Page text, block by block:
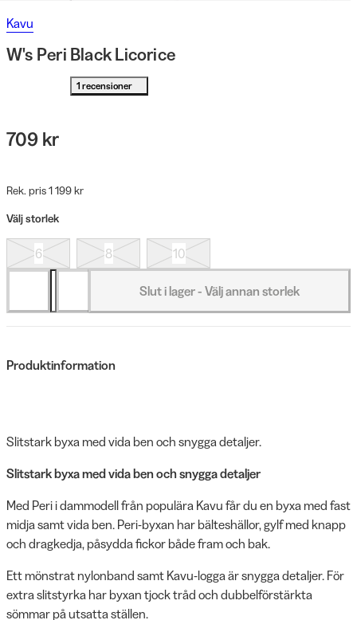
Kavu
W's Peri Black Licorice
1 recensioner
709 kr
Rek. pris 1 199 kr
Välj storlek
6 8 10
Slut i lager - Välj annan storlek
Produktinformation
Slitstark byxa med vida ben och snygga detaljer.
Slitstark byxa med vida ben och snygga detaljer
Med Peri i dammodell från populära Kavu får du en byxa med fast
midja samt vida ben. Peri-byxan har bälteshällor, gylf med knapp
och dragkedja, påsydda fickor både fram och bak.
Ett mönstrat nylonband samt Kavu-logga är snygga detaljer. För
extra slitstyrka har byxan tjock tråd och dubbelförstärkta
sömmar på utsatta ställen.